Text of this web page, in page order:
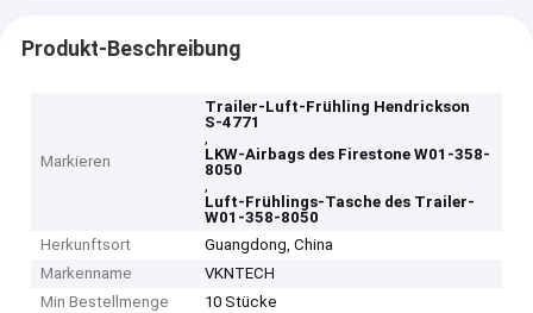
Produkt-Beschreibung
Markieren
Trailer-Luft-Frühling Hendrickson
S-4771
,
LKW-Airbags des Firestone W01-358-
8050
,
Luft-Frühlings-Tasche des Trailer-
W01-358-8050
Herkunftsort
Guangdong, China
Markenname
VKNTECH
Min Bestellmenge
10 Stücke